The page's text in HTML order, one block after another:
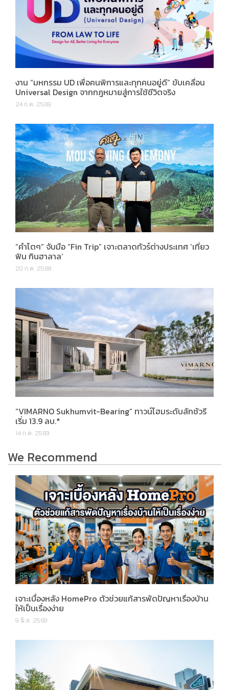
งาน “มหกรรม UD เพื่อคนพิการและทุกคนอยู่ดี” ขับเคลื่อน
Universal Design จากกฎหมายสู่การใช้ชีวิตจริง
24 ก.ค. 2569
“คำโตๆ” จับมือ “Fin Trip” เจาะตลาดทัวร์ต่างประเทศ ‘เที่ยว
ฟิน กินฮาลาล’
20 ก.ค. 2569
“VIMARNO Sukhumvit-Bearing” ทาวน์โฮมระดับลักชัวรี
เริ่ม 13.9 ลบ.*
14 ก.ค. 2569
We Recommend
เจาะเบื้องหลัง HomePro ตัวช่วยแก้สารพัดปัญหาเรื่องบ้าน
ให้เป็นเรื่องง่าย
9 มิ.ย. 2569